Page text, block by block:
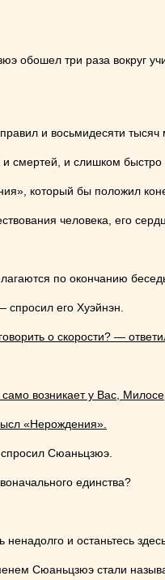
три раза вокруг
и восьмидесяти
смертей, и слишком
который бы положил
человека, его
по окончанию
его Хуэйнэн.
о скорости? —
возникает у Вас,
«Нерождения».
Сюаньцзюэ.
единства?
и останьтесь
Сюаньцзюэ стали